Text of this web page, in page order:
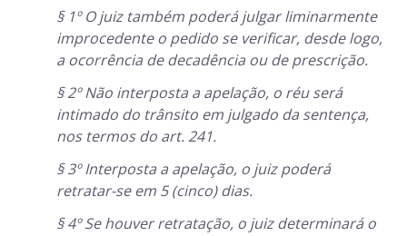
§ 1º O juiz também poderá julgar liminarmente
improcedente o pedido se verificar, desde logo,
a ocorrência de decadência ou de prescrição.
§ 2º Não interposta a apelação, o réu será
intimado do trânsito em julgado da sentença,
nos termos do art. 241.
§ 3º Interposta a apelação, o juiz poderá
retratar-se em 5 (cinco) dias.
§ 4º Se houver retratação, o juiz determinará o